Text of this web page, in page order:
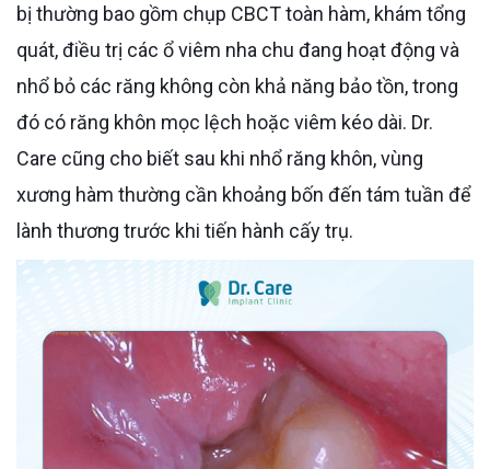
bị thường bao gồm chụp CBCT toàn hàm, khám tổng
quát, điều trị các ổ viêm nha chu đang hoạt động và
nhổ bỏ các răng không còn khả năng bảo tồn, trong
đó có răng khôn mọc lệch hoặc viêm kéo dài. Dr.
Care cũng cho biết sau khi nhổ răng khôn, vùng
xương hàm thường cần khoảng bốn đến tám tuần để
lành thương trước khi tiến hành cấy trụ.